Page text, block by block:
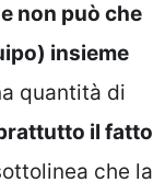
non può che
insieme
quantità di
il fatto
che la